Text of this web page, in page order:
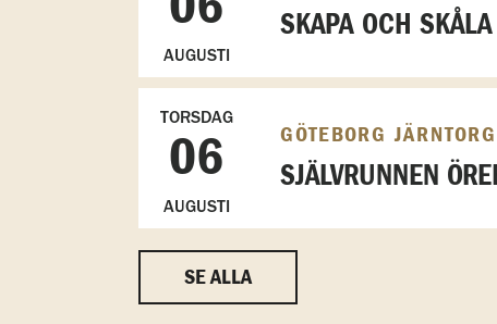
AUGUSTI
SKAPA OCH SKÅLA
TORSDAG
06
AUGUSTI
GÖTEBORG
SJÄLVRUNNEN
SE ALLA